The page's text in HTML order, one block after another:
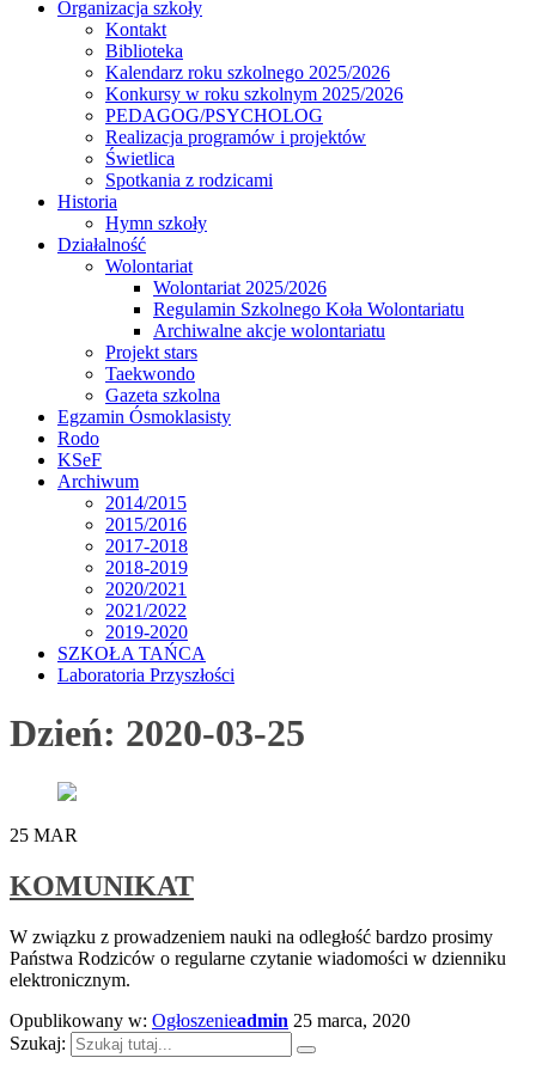
Organizacja szkoły
Kontakt
Biblioteka
Kalendarz roku szkolnego 2025/2026
Konkursy w roku szkolnym 2025/2026
PEDAGOG/PSYCHOLOG
Realizacja programów i projektów
Świetlica
Spotkania z rodzicami
Historia
Hymn szkoły
Działalność
Wolontariat
Wolontariat 2025/2026
Regulamin Szkolnego Koła Wolontariatu
Archiwalne akcje wolontariatu
Projekt stars
Taekwondo
Gazeta szkolna
Egzamin Ósmoklasisty
Rodo
KSeF
Archiwum
2014/2015
2015/2016
2017-2018
2018-2019
2020/2021
2021/2022
2019-2020
SZKOŁA TAŃCA
Laboratoria Przyszłości
Dzień: 2020-03-25
25 MAR
KOMUNIKAT
W związku z prowadzeniem nauki na odległość bardzo prosimy
Państwa Rodziców o regularne czytanie wiadomości w dzienniku
elektronicznym.
Opublikowany w: Ogłoszenieadmin 25 marca, 2020
Szukaj: